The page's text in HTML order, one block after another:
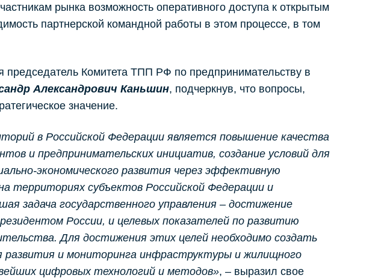
рынка возможность оперативного доступа к открытым
партнерской командной работы в этом процессе, в том
Комитета ТПП РФ по предпринимательству в
Александрович Каньшин, подчеркнув, что вопросы,
значение.
в Российской Федерации является повышение качества
и предпринимательских инициатив, создание условий для
экономического развития через эффективную
территориях субъектов Российской Федерации и
задача государственного управления – достижение
России, и целевых показателей по развитию
Для достижения этих целей необходимо создать
и мониторинга инфраструктуры и жилищного
цифровых технологий и методов», – выразил свое